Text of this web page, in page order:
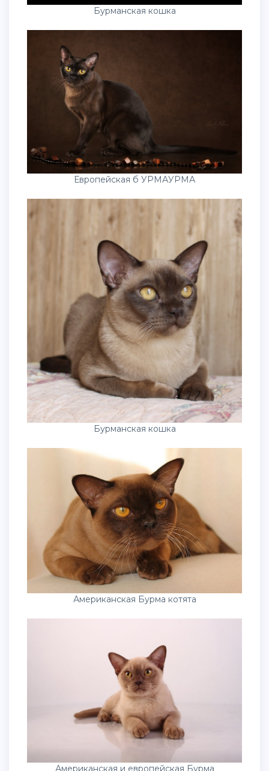
Бурманская кошка
Европейская б УРМАУРМА
Бурманская кошка
Американская Бурма котята
Американская и европейская Бурма